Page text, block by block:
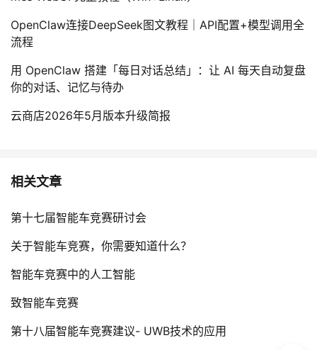
OpenClaw连接DeepSeek图文教程｜API配置+模型调用全
流程
用 OpenClaw 搭建「每日对话总结」：让 AI 每天自动复盘
你的对话、记忆与待办
云商店2026年5月版本升级简报
相关文章
第十七届智能车竞赛研讨会
关于智能车竞赛，你需要知道什么？
智能车竞赛中的人工智能
致智能车竞赛
第十八届智能车竞赛建议- UWB技术的应用